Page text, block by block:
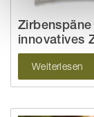
innovatives
Weiterlesen